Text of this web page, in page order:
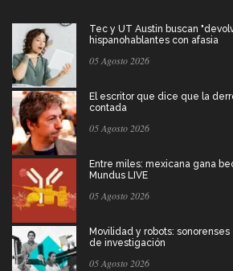
Tec y UT Austin buscan
hispanohablantes con afasia
05 Agosto 2026
El escritor que dice que la
contada
05 Agosto 2026
Entre miles: mexicana gana
Mundus LIVE
05 Agosto 2026
Movilidad y robots:
de investigación
05 Agosto 2026